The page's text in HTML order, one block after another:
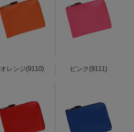
オレンジ(9110) ピンク(9111)